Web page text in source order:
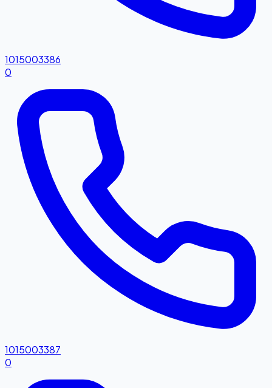
1015003386
0
1015003387
0